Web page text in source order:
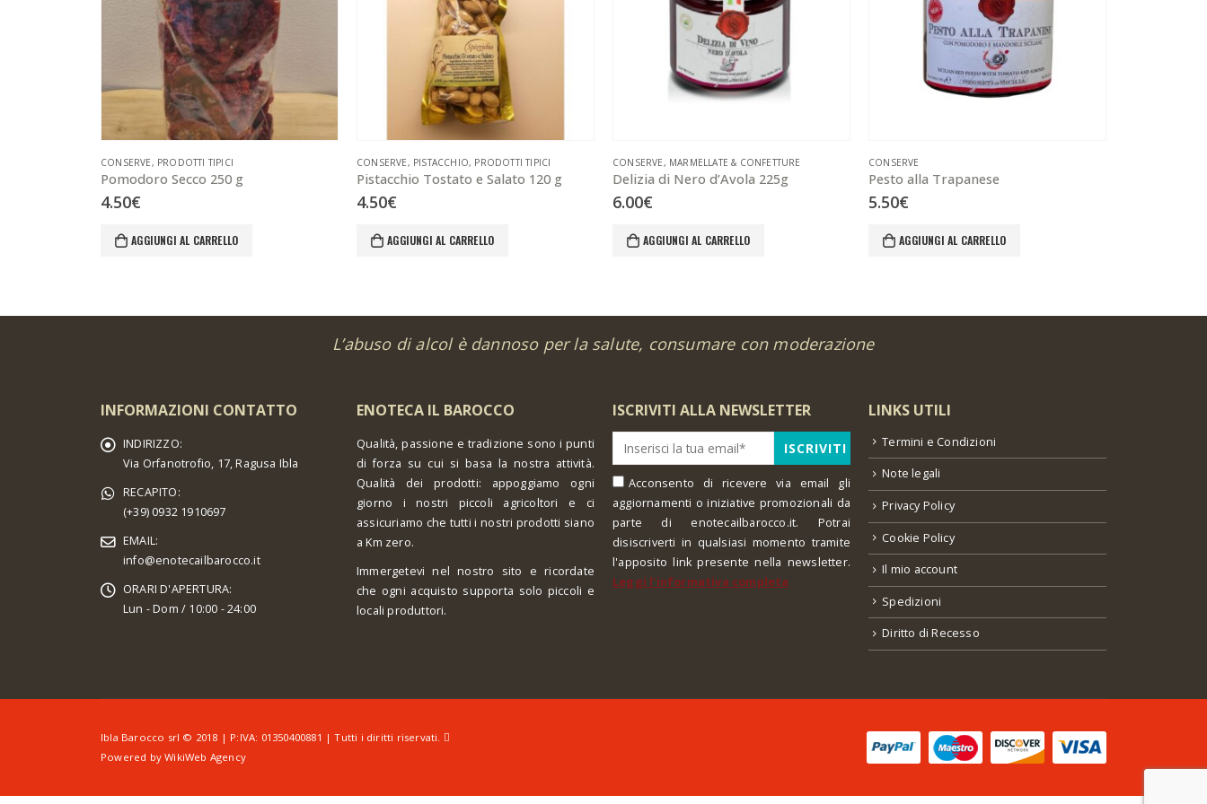
CONSERVE, PRODOTTI TIPICI
Pomodoro Secco 250 g
4.50€
AGGIUNGI AL CARRELLO
CONSERVE, PISTACCHIO, PRODOTTI TIPICI
Pistacchio Tostato e Salato 120 g
4.50€
AGGIUNGI AL CARRELLO
CONSERVE, MARMELLATE & CONFETTURE
Delizia di Nero d’Avola 225g
6.00€
AGGIUNGI AL CARRELLO
CONSERVE
Pesto alla Trapanese
5.50€
AGGIUNGI AL CARRELLO
L’abuso di alcol è dannoso per la salute, consumare con moderazione
INFORMAZIONI CONTATTO
INDIRIZZO:
Via Orfanotrofio, 17, Ragusa Ibla
RECAPITO:
(+39) 0932 1910697
EMAIL:
info@enotecailbarocco.it
ORARI D'APERTURA:
Lun - Dom / 10:00 - 24:00
ENOTECA IL BAROCCO
Qualità, passione e tradizione sono i punti
di forza su cui si basa la nostra attività.
Qualità dei prodotti: appoggiamo ogni
giorno i nostri piccoli agricoltori e ci
assicuriamo che tutti i nostri prodotti siano
a Km zero.
Immergetevi nel nostro sito e ricordate
che ogni acquisto supporta solo piccoli e
locali produttori.
ISCRIVITI ALLA NEWSLETTER
Acconsento di ricevere via email gli
aggiornamenti o iniziative promozionali da
parte di enotecailbarocco.it. Potrai
disiscriverti in qualsiasi momento tramite
l'apposito link presente nella newsletter.
Leggi l'informativa completa
LINKS UTILI
Termini e Condizioni
Note legali
Privacy Policy
Cookie Policy
Il mio account
Spedizioni
Diritto di Recesso
Ibla Barocco srl © 2018 | P:IVA: 01350400881 | Tutti i diritti riservati.
Powered byWikiWeb Agency